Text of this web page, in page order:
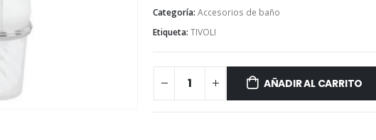
Categoría: Accesorios de baño
Etiqueta: TIVOLI
AÑADIR AL CARRITO